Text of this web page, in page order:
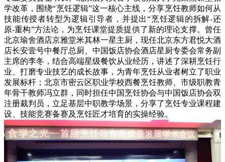
学改革，围绕“烹饪逻辑”这一核心主线，分享烹饪教师如何从
技能传授者转型为逻辑引导者，并提出“烹饪逻辑的拆解-还
原-重构”方法论，为烹饪课堂提质提供了新的理论支撑。曾任
北京瑜舍酒店京雅堂米其林一星主厨，现任北京东方君悦大酒
店长安壹号中餐厅总厨、中国饭店协会酒店星厨专委会常务副
主席的李冬，结合高端星级餐饮从业经历，讲述了深耕烹饪行
业、打磨专业技艺的成长故事，为青年烹饪从业者树立了职业
发展标杆；北京市密云区职业学校西餐烹饪教师、市级职教青
年骨干教师冯立群，同时担任中国烹饪协会与中国饭店协会双
注册裁判员，立足基层中职教学场景，分享了烹饪专业课程建
设、技能竞赛备赛及烹饪匠才培育的实操经验。